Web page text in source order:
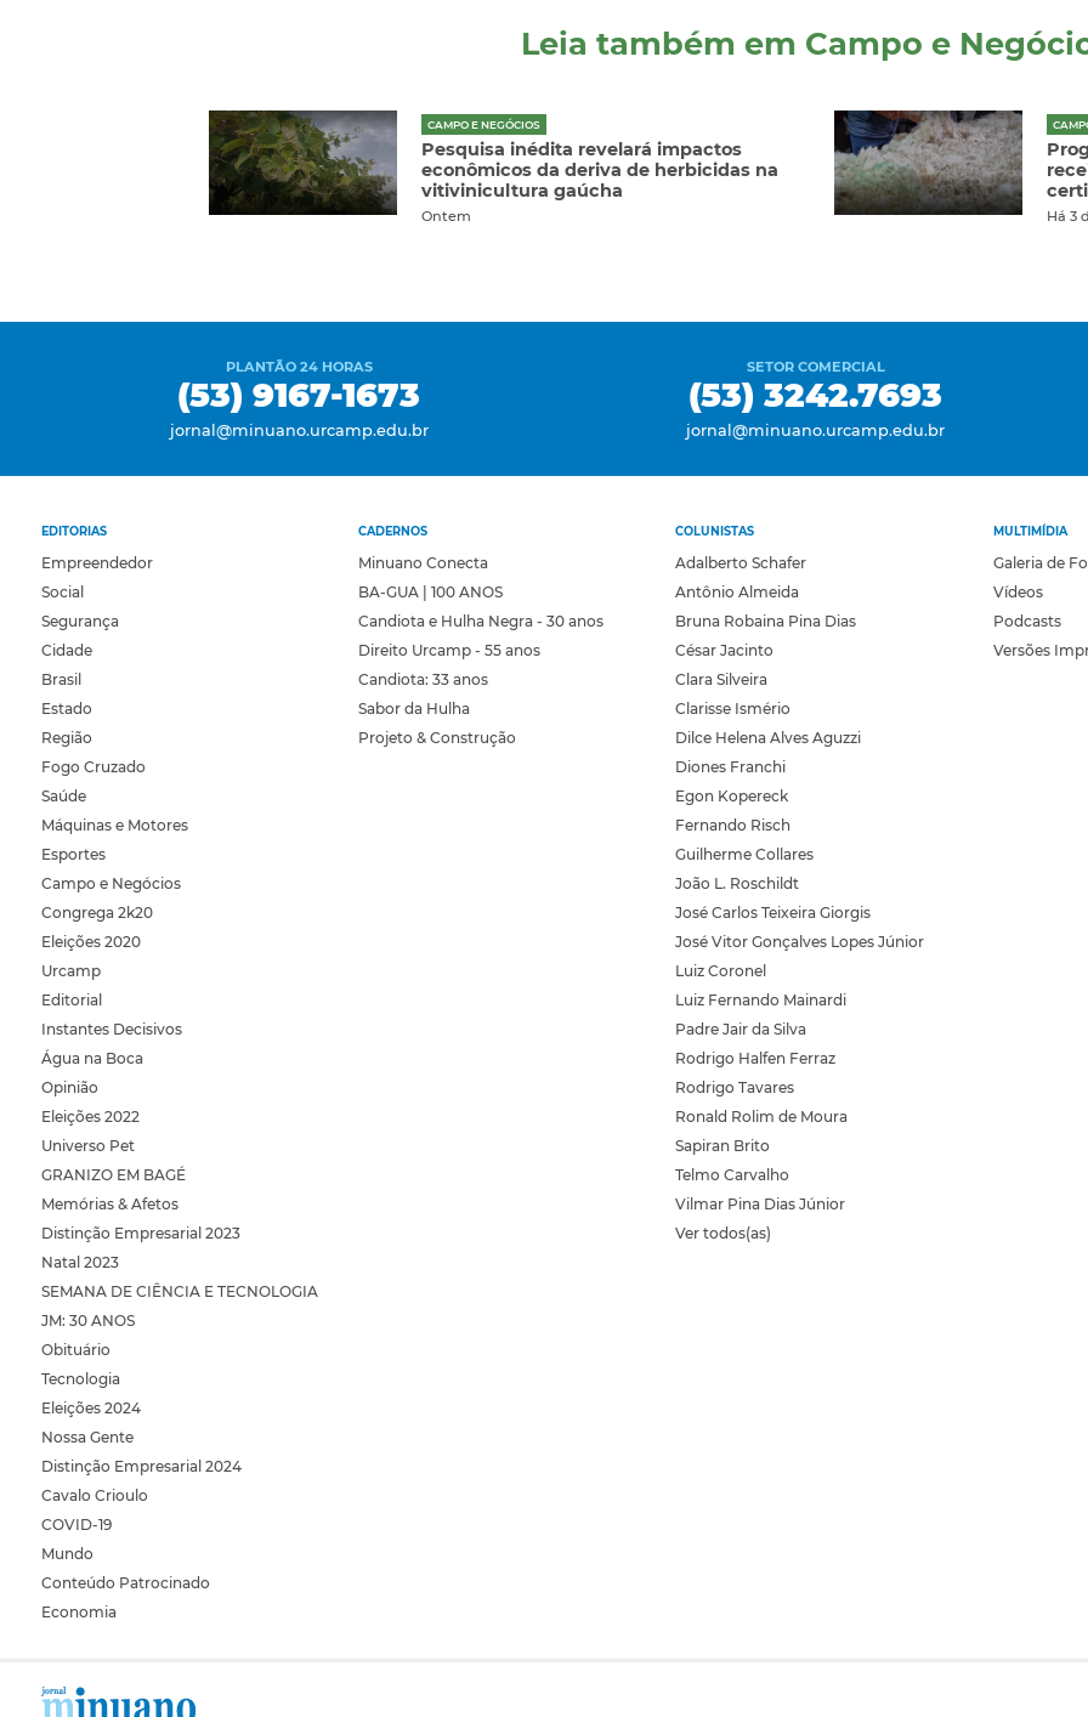
Leia também em Campo e
CAMPO E NEGÓCIOS
Pesquisa inédita revelará impactos
econômicos da deriva de herbicidas na
vitivinicultura gaúcha
Ontem Há 3
PLANTÃO 24 HORAS
(53) 9167-1673
jornal@minuano.urcamp.edu.br
SETOR COMERCIAL
(53) 3242.7693
jornal@minuano.urcamp.edu.br
EDITORIAS
Empreendedor
Social
Segurança
Cidade
Brasil
Estado
Região
Fogo Cruzado
Saúde
Máquinas e Motores
Esportes
Campo e Negócios
Congrega 2k20
Eleições 2020
Urcamp
Editorial
Instantes Decisivos
Água na Boca
Opinião
Eleições 2022
Universo Pet
GRANIZO EM BAGÉ
Memórias & Afetos
Distinção Empresarial 2023
Natal 2023
SEMANA DE CIÊNCIA E TECNOLOGIA
JM: 30 ANOS
Obituário
Tecnologia
Eleições 2024
Nossa Gente
Distinção Empresarial 2024
Cavalo Crioulo
COVID-19
Mundo
Conteúdo Patrocinado
Economia
CADERNOS
Minuano Conecta
BA-GUA | 100 ANOS
Candiota e Hulha Negra - 30 anos
Direito Urcamp - 55 anos
Candiota: 33 anos
Sabor da Hulha
Projeto & Construção
COLUNISTAS
Adalberto Schafer
Antônio Almeida
Bruna Robaina Pina Dias
César Jacinto
Clara Silveira
Clarisse Ismério
Dilce Helena Alves Aguzzi
Diones Franchi
Egon Kopereck
Fernando Risch
Guilherme Collares
João L. Roschildt
José Carlos Teixeira Giorgis
José Vitor Gonçalves Lopes Júnior
Luiz Coronel
Luiz Fernando Mainardi
Padre Jair da Silva
Rodrigo Halfen Ferraz
Rodrigo Tavares
Ronald Rolim de Moura
Sapiran Brito
Telmo Carvalho
Vilmar Pina Dias Júnior
Ver todos(as)
MULTIMÍDIA
Galeria de
Vídeos
Podcasts
Versões